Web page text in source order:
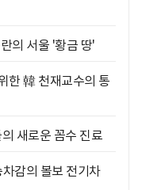
의 서울 '황금 땅'
한 韓 천재교수의 통
새로운 꼼수 진료
감의 볼보 전기차